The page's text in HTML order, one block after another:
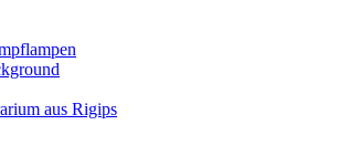
aus Rigips